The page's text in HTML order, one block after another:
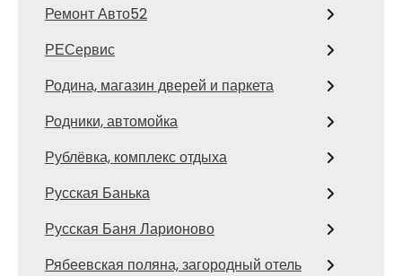
Ремонт Авто52
РЕСервис
Родина, магазин дверей и паркета
Родники, автомойка
Рублёвка, комплекс отдыха
Русская Банька
Русская Баня Ларионово
Рябеевская поляна, загородный отель